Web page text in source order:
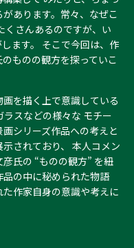
あります。常々、なぜこ
くさんあるのですが、い
ます。 そこで今回は、作
ものの観方を探っていこ
を描く上で意識している
スなどの様々な モチー
シリーズ作品への考えと
されており、 本人コメン
氏の “ものの観方” を紐
の中に秘められた物語
作家自身の意識や考えに